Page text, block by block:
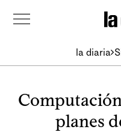
la diaria
planes